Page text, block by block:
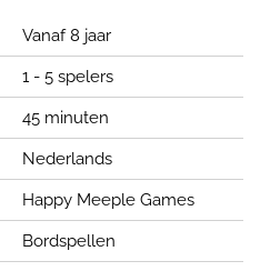
Vanaf 8 jaar
1 - 5 spelers
45 minuten
Nederlands
Happy Meeple Games
Bordspellen